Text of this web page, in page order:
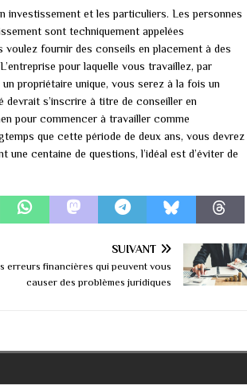
et les particuliers. Les personnes
sont techniquement appelées
fournir des conseils en placement à des
pour laquelle vous travaillez, par
propriétaire unique, vous serez à la fois un
s’inscrire à titre de conseiller en
pour commencer à travailler comme
que cette période de deux ans, vous devrez
une centaine de questions, l’idéal est d’éviter de
SUIVANT
erreurs financières qui peuvent vous
causer des problèmes juridiques